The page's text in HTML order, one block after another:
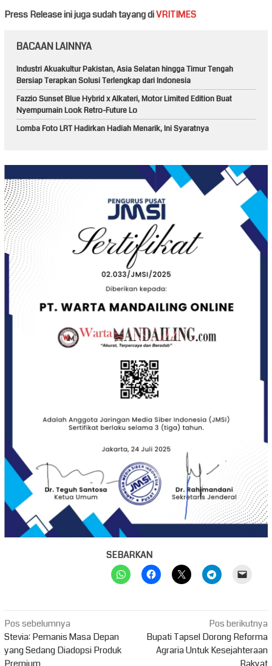
Press Release ini juga sudah tayang diVRITIMES
BACAAN LAINNYA
Industri Akuakultur Pakistan, Asia Selatan hingga Timur Tengah
Bersiap Terapkan Solusi Terlengkap dari Indonesia
Fazzio Sunset Blue Hybrid x Alkateri, Motor Limited Edition Buat
Nyempurnain Look Retro-Future Lo
Lomba Foto LRT Hadirkan Hadiah Menarik, Ini Syaratnya
SEBARKAN
Navigasi
pos
Pos sebelumnya
Stevia: Pemanis Masa Depan
yang Sedang Diadopsi Produk
Premium
Pos berikutnya
Bupati Tapsel Dorong Reforma
Agraria Untuk Kesejahteraan
Rakyat